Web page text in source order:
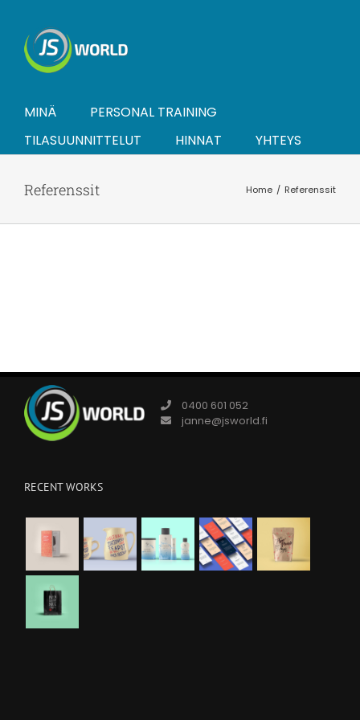
content
MINÄ
PERSONAL TRAINING
TILASUUNNITTELUT
HINNAT YHTEYS
Referenssit Home Referenssit
0400 601 052
janne@jsworld.fi
RECENT WORKS